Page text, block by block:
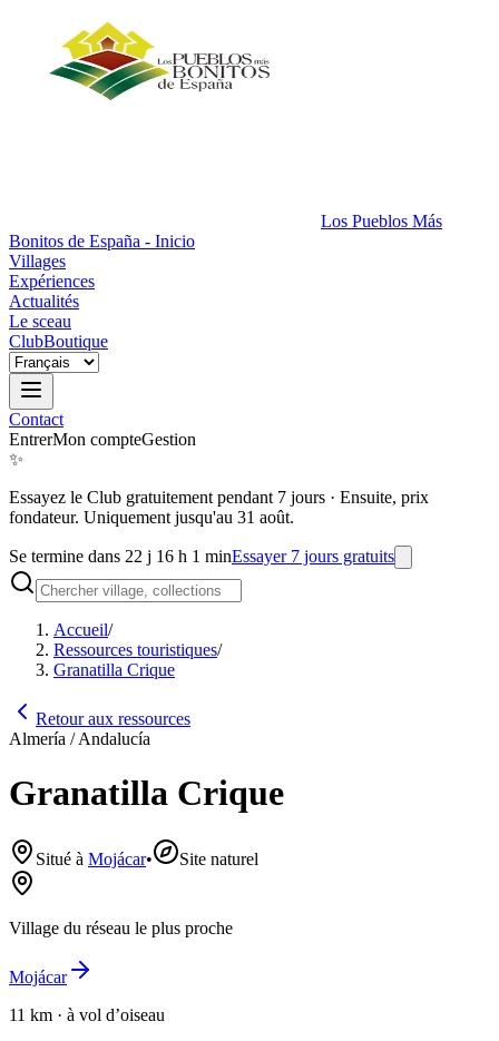
Los Pueblos Más
Bonitos de España - Inicio
Villages
Expériences
Actualités
Le sceau
ClubBoutique
Contact
EntrerMon compteGestion
✨
Essayez le Club gratuitement pendant 7 jours · Ensuite, prix
fondateur. Uniquement jusqu'au 31 août.
Se termine dans 22 j 16 h 1 minEssayer 7 jours gratuits
Accueil/
Ressources touristiques/
Granatilla Crique
Retour aux ressources
Almería / Andalucía
Granatilla Crique
Situé à Mojácar• Site naturel
Village du réseau le plus proche
Mojácar
11 km · à vol d’oiseau